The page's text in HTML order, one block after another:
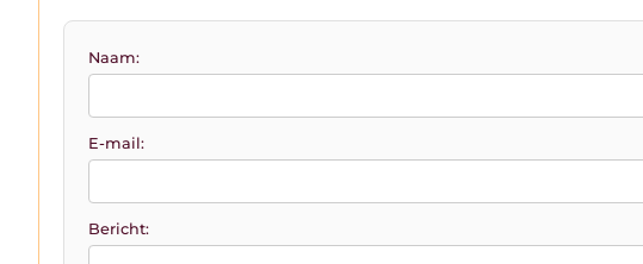
Naam:
E-mail:
Bericht: